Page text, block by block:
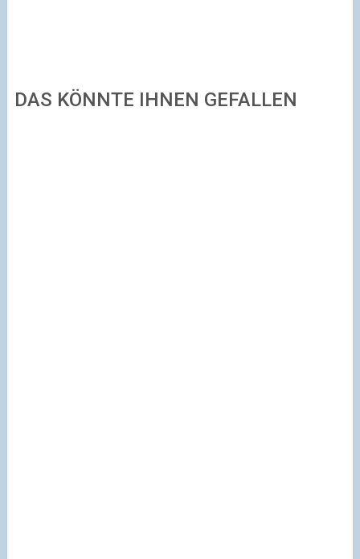
DAS KÖNNTE IHNEN GEFALLEN